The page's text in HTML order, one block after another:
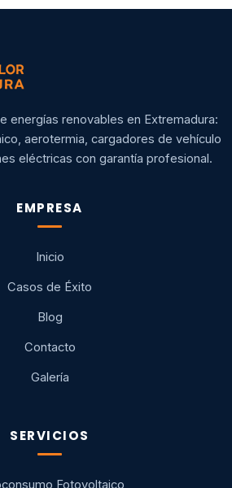
energías renovables en Extremadura:
aerotermia, cargadores de vehículo
eléctricas con garantía profesional.
EMPRESA
Inicio
Casos de Éxito
Blog
Contacto
Galería
SERVICIOS
Fotovoltaico